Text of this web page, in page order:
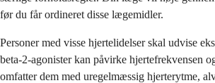
før du får ordineret disse lægemidler.
Personer med visse hjertelidelser skal udvise
beta-2-agonister kan påvirke hjertefrekvensen
omfatter dem med uregelmæssig hjerterytme,